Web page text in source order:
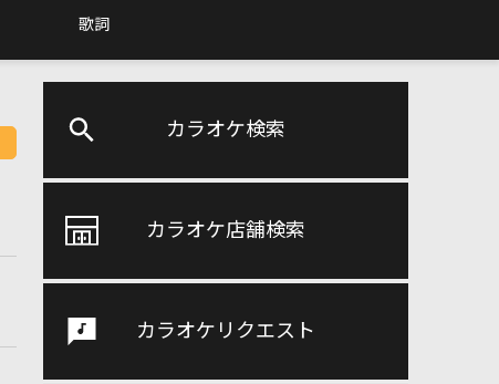
歌詞
カラオケ検索
カラオケ店舗検索
カラオケリクエスト